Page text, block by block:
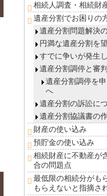
相続人調査・相続財
遺産分割でお困りの
遺産分割問題解決
円満な遺産分割を
すでに争いが発生
遺産分割調停と審判
遺産分割調停を
へ
遺産分割の訴訟に
遺産分割協議書の
財産の使い込み
預貯金の使い込み
相続財産に不動産が
合の問題点
最低限の相続分がも
もらえないと指摘さ